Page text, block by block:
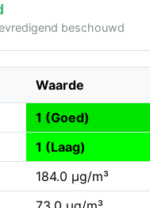
beschouwd
Waarde
1 (Goed)
1 (Laag)
184.0 µg/m³